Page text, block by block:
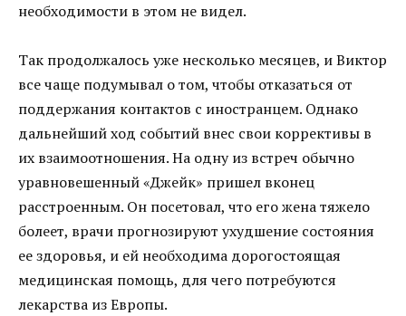
необходимости в этом не видел.
Так продолжалось уже несколько месяцев, и Виктор
все чаще подумывал о том, чтобы отказаться от
поддержания контактов с иностранцем. Однако
дальнейший ход событий внес свои коррективы в
их взаимоотношения. На одну из встреч обычно
уравновешенный «Джейк» пришел вконец
расстроенным. Он посетовал, что его жена тяжело
болеет, врачи прогнозируют ухудшение состояния
ее здоровья, и ей необходима дорогостоящая
медицинская помощь, для чего потребуются
лекарства из Европы.